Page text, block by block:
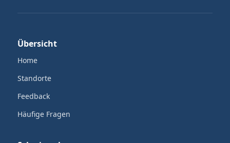
Übersicht
Home
Standorte
Feedback
Häufige Fragen